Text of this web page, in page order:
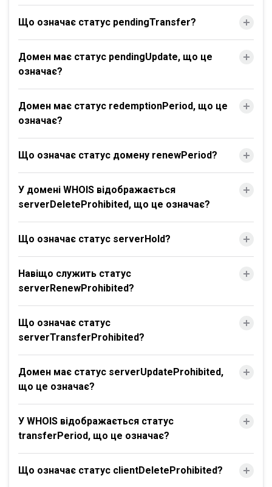
Що означає статус pendingTransfer?
Домен має статус pendingUpdate, що це
означає?
Домен має статус redemptionPeriod, що це
означає?
Що означає статус домену renewPeriod?
У домені WHOIS відображається
serverDeleteProhibited, що це означає?
Що означає статус serverHold?
Навіщо служить статус
serverRenewProhibited?
Що означає статус
serverTransferProhibited?
Домен має статус serverUpdateProhibited,
що це означає?
У WHOIS відображається статус
transferPeriod, що це означає?
Що означає статус clientDeleteProhibited?